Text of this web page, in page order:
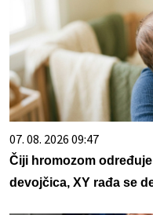
07. 08. 2026 09:47
Čiji hromozom
devojčica, XY rađa se